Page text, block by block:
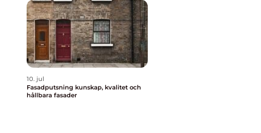
10. jul
Fasadputsning kunskap, kvalitet och
hållbara fasader